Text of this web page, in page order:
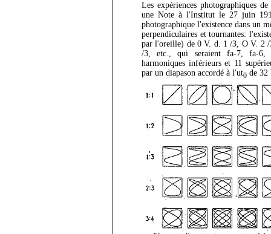
Les expériences photographiques
une Note à l'Institut le 27 juin
photographique l'existence dans un
perpendiculaires et tournantes:
par l'oreille) de 0 V. d. 1 /3, O V. 2
/3, etc., qui seraient fa-7, fa-
harmoniques inférieurs et 11
par un diapason accordé à l'ut0de 32